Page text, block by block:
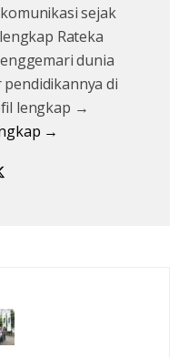
sejak
Rateka
dunia
di
lengkap →
→